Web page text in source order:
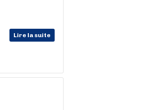
Lire la suite